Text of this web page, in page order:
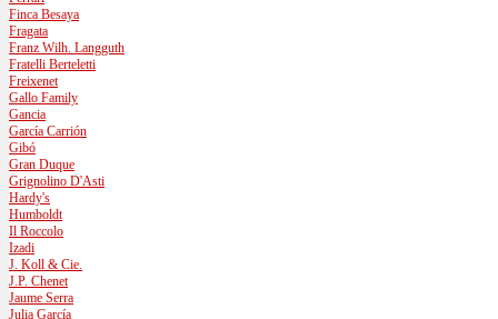
Finca Besaya
Fragata
Franz Wilh. Langguth
Fratelli Berteletti
Freixenet
Gallo Family
Gancia
García Carrión
Gibó
Gran Duque
Grignolino D'Asti
Hardy's
Humboldt
Il Roccolo
Izadi
J. Koll & Cie.
J.P. Chenet
Jaume Serra
Julia García